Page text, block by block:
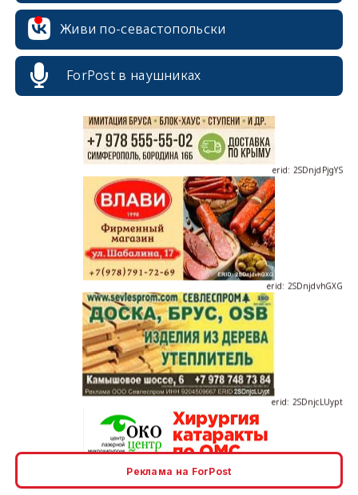
Живи по-севастопольски
ForPost в наушниках
erid: 2SDnjcrDNw6
erid: 2SDnjdvhGXG
Реклама на ForPost